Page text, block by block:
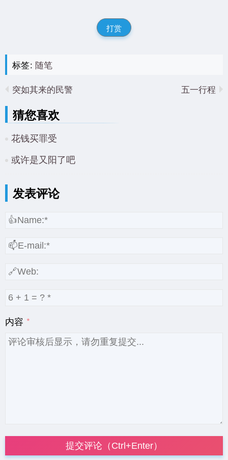
打赏
标签: 随笔
突如其来的民警
五一行程
猜您喜欢
花钱买罪受
或许是又阳了吧
发表评论
内容
提交评论（Ctrl+Enter）